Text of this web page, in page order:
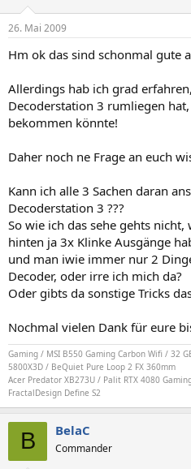
26. Mai 2009
Hm ok das sind schonmal gute
Allerdings hab ich grad
Decoderstation 3 rumliegen
bekommen könnte!
Daher noch ne Frage an euch
Kann ich alle 3 Sachen daran
Decoderstation 3 ???
So wie ich das sehe gehts
hinten ja 3x Klinke Ausgänge
und man iwie immer nur 2
Decoder, oder irre ich mich da?
Oder gibts da sonstige Tricks
Nochmal vielen Dank für eure
Gaming / MSI B550 Gaming Carbon Wifi / 32
5800X3D / BeQuiet Pure Loop 2 FX 360mm
Acer Predator XB273U / Palit RTX 4080
FractalDesign Define S2
B BelaC
Commander